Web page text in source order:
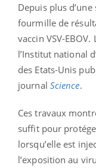
Depuis plus
fourmille de
vaccin VSV-
l’Institut national
des Etats-Unis
journal Science.
Ces travaux
suffit pour
lorsqu’elle est
l’exposition au